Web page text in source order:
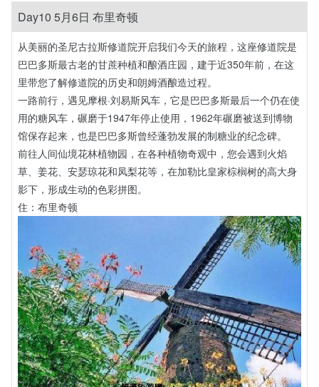
Day10 5月6日 布里奇顿
从美丽的圣尼古拉斯修道院开启我们今天的旅程，这座修道院是
巴巴多斯最古老的甘蔗种植和酿酒庄园，建于近350年前，在这
里带您了解修道院的历史和朗姆酒酿造过程。
一路前行，遇见摩根·刘易斯风车，它是巴巴多斯最后一个仍在使
用的糖风车，碾磨于1947年停止使用，1962年碾磨被送到博物
馆保存起来，也是巴巴多斯曾经蓬勃发展的制糖业的纪念碑。
前往人间仙境花林植物园，在各种植物奇观中，您会遇到火焰
草、姜花、安瑟琼花和凤梨花等，在加勒比皇家棕榈树的高大身
影下，形成生动的色彩拼图。
住：布里奇顿